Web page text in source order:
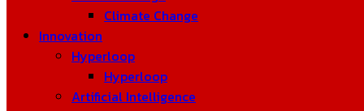
Climate Change
Innovation
Hyperloop
Hyperloop
Artificial Intelligence